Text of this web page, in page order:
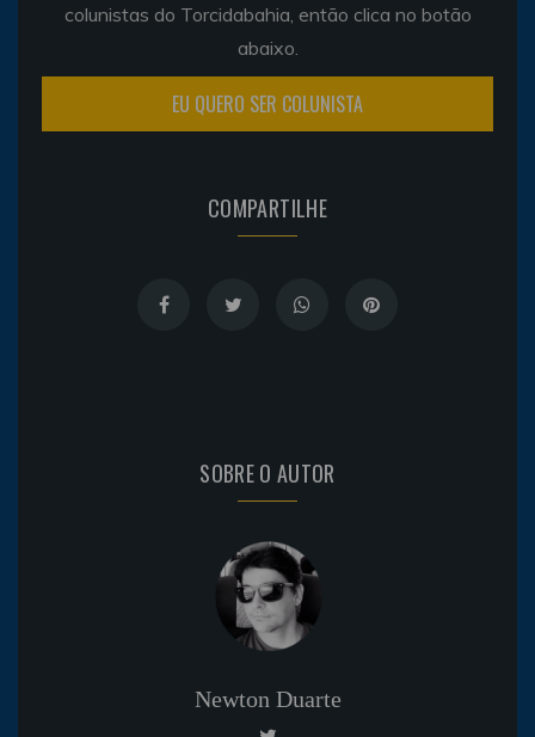
colunistas do Torcidabahia, então clica no botão
abaixo.
EU QUERO SER COLUNISTA
COMPARTILHE
SOBRE O AUTOR
Newton Duarte